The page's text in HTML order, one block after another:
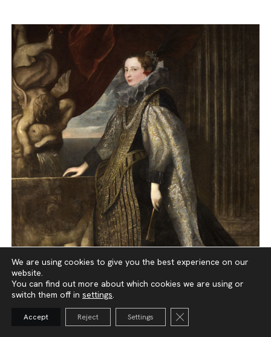
21 – Musei Nazionali di Genova,
Palazzo Reale
Ritratto di Caterina Balbi Durazzo di Antoon van Dyck
We are using cookies to give you the best experience on our
website.
You can find out more about which cookies we are using or
switch them off in settings.
Accept Reject Settings Close GDPR Cookie